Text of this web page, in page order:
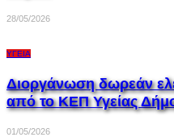
28/05/2026
ΥΓΕΊΑ
Διοργάνωση δωρεάν
από το ΚΕΠ Υγείας
01/05/2026